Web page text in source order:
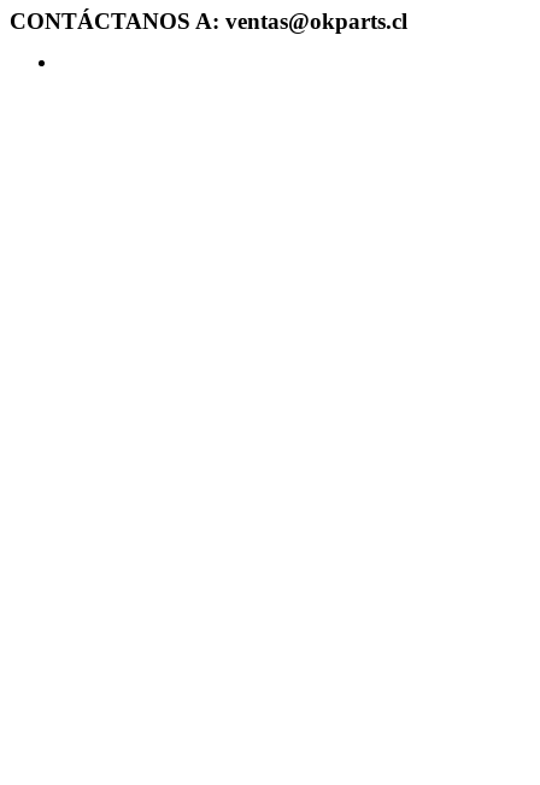
CONTÁCTANOS A: ventas@okparts.cl